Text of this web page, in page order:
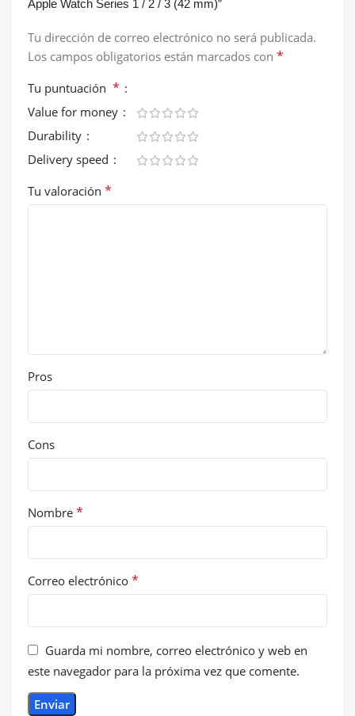
Apple Watch Series 1 / 2 / 3 (42 mm)”
Tu dirección de correo electrónico no será publicada.
Los campos obligatorios están marcados con *
Tu puntuación *
Value for money
Durability
Delivery speed
Tu valoración *
Pros
Cons
Nombre *
Correo electrónico *
Guarda mi nombre, correo electrónico y web en
este navegador para la próxima vez que comente.